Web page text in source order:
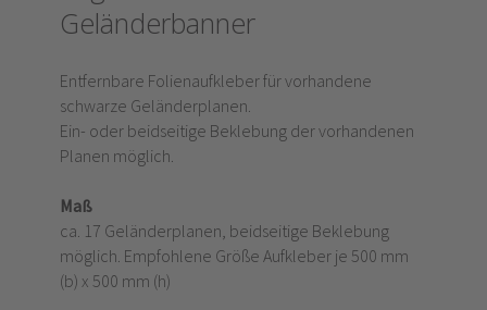
Geländerbanner
Entfernbare Folienaufkleber für vorhandene
schwarze Geländerplanen.
Ein- oder beidseitige Beklebung der vorhandenen
Planen möglich.
Maß
ca. 17 Geländerplanen, beidseitige Beklebung
möglich. Empfohlene Größe Aufkleber je 500 mm
(b) x 500 mm (h)